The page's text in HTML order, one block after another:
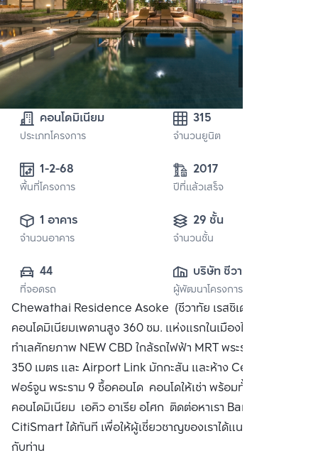
คอนโดมิเนียม
ประเภทโครงการ
315
จำนวนยูนิต
1-2-68
พื้นที่โครงการ
2017
ปีที่แล้วเสร็จ
1 อาคาร
จำนวนอาคาร
29 ชั้น
จำนวนชั้น
44
ที่จอดรถ
บริษัท ชีวาทัย จำกัด
(มหาชน)
ผู้พัฒนาโครงการ
Chewathai Residence Asoke (ชีวาทัย เรสซิเดนซ์ อโศก)
คอนโดมิเนียมเพดานสูง 360 ซม. แห่งแรกในเมืองไทย ตั้งอยู่บน
ทำเลศักยภาพ NEW CBD ใกล้รถไฟฟ้า MRT พระราม 9 เพียง
350 เมตร และ Airport Link มักกะสัน และห้าง Central , ห้าง
ฟอร์จูน พระราม 9 ซื้อคอนโด คอนโดให้เช่า พร้อมทั้งฝากขาย
คอนโดมิเนียม เอคิว อาเรีย อโศก ติดต่อหาเรา Bangkok
CitiSmart ได้ทันที เพื่อให้ผู้เชี่ยวชาญของเราได้แนะนำคอนโดให้
กับท่าน